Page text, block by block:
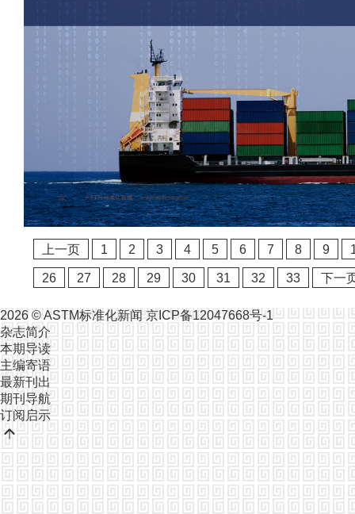
上一页 1 2 3 4 5 6 7 8 9
26 27 28 29 30 31 32 33 下一
2026 ©ASTM标准化新闻 京ICP备12047668号-1
杂志简介
本期导读
主编寄语
最新刊出
期刊导航
订阅启示